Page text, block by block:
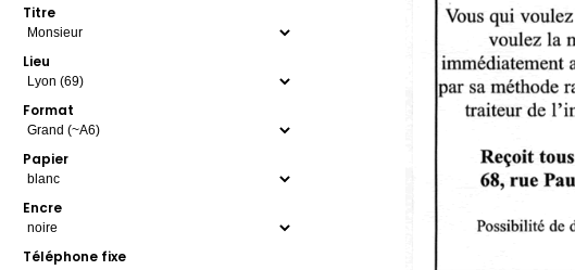
Titre
Lieu
Format
Papier
Encre
Téléphone fixe